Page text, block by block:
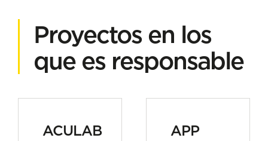
Proyectos en los
que es responsable
ACULAB APP